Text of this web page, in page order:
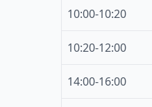
10:00-10:20
10:20-12:00
14:00-16:00